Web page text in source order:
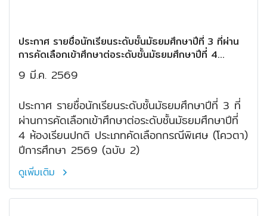
ประกาศ รายชื่อนักเรียนระดับชั้นมัธยมศึกษาปีที่ 3 ที่ผ่าน
การคัดเลือกเข้าศึกษาต่อระดับชั้นมัธยมศึกษาปีที่ 4
ห้องเรียนปกติ ประเภทคัดเลือกกรณีพิเศษ (โควตา) ปีการ
ศึกษา 2569 (ฉบับ 2)
9 มี.ค. 2569
ประกาศ รายชื่อนักเรียนระดับชั้นมัธยมศึกษาปีที่ 3 ที่
ผ่านการคัดเลือกเข้าศึกษาต่อระดับชั้นมัธยมศึกษาปีที่
4 ห้องเรียนปกติ ประเภทคัดเลือกกรณีพิเศษ (โควตา)
ปีการศึกษา 2569 (ฉบับ 2)
ดูเพิ่มเติม